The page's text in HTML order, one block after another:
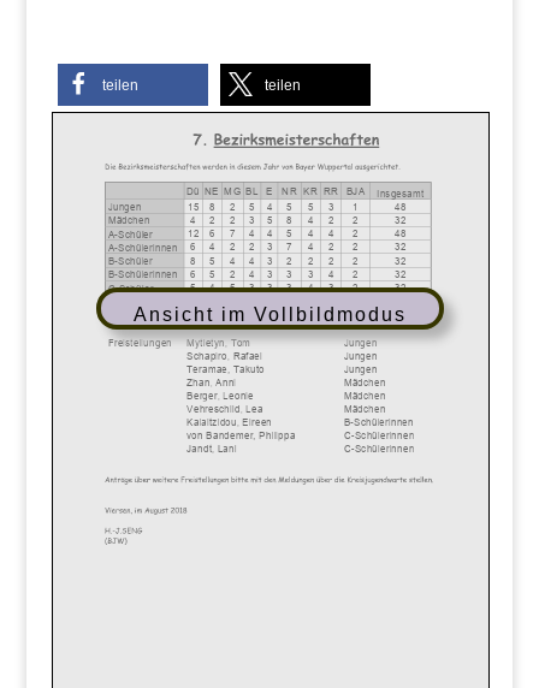
teilen teilen
Ansicht im Vollbildmodus